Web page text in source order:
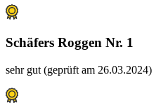
Schäfers Roggen Nr. 1
sehr gut (geprüft am 26.03.2024)